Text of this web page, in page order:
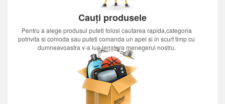
Cauți produsele
Pentru a alege produsul puteti folosi cautarea rapida,categoria
potrivita si comoda sau puteti comanda un apel si in scurt timp cu
dumneavoastra v-a lua legatura menegerul nostru.